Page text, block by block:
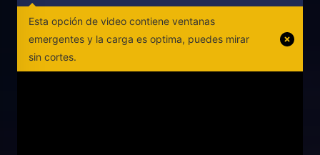
Esta opción de video contiene ventanas
emergentes y la carga es optima, puedes mirar
sin cortes.